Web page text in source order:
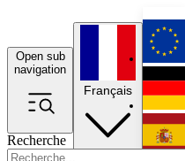
Open sub
navigation
Recherche
Français